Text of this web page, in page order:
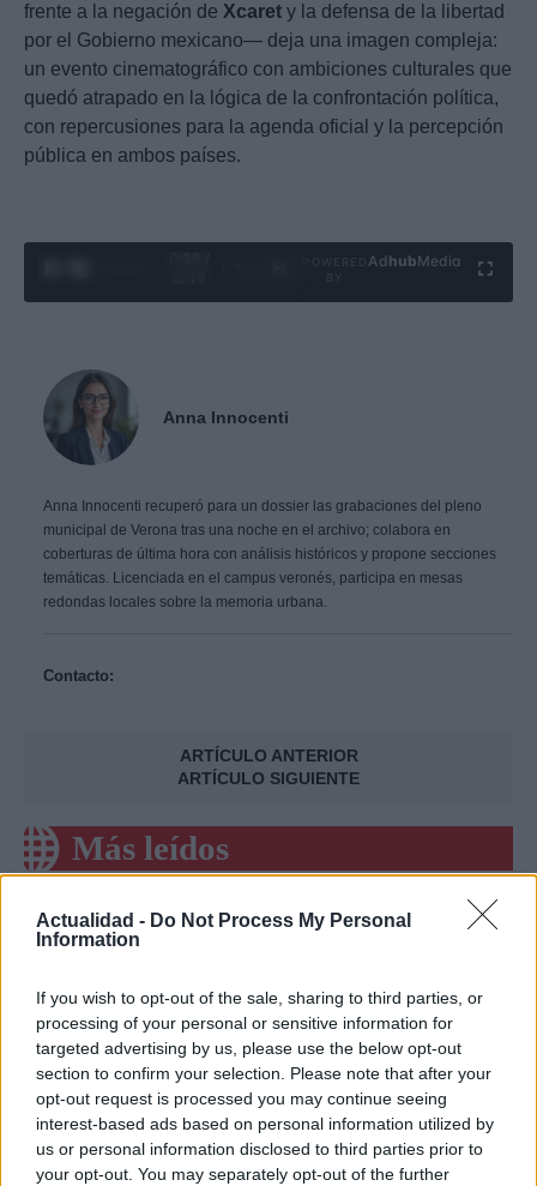
Actualidad - Do Not Process My Personal
Information
If you wish to opt-out of the sale, sharing to third parties, or
processing of your personal or sensitive information for
targeted advertising by us, please use the below opt-out
section to confirm your selection. Please note that after your
opt-out request is processed you may continue seeing
interest-based ads based on personal information utilized by
us or personal information disclosed to third parties prior to
your opt-out. You may separately opt-out of the further
frente a la negación de Xcaret y la defensa de la libertad
por el Gobierno mexicano— deja una imagen compleja:
un evento cinematográfico con ambiciones culturales que
quedó atrapado en la lógica de la confrontación política,
con repercusiones para la agenda oficial y la percepción
pública en ambos países.
Ad hubMedia
Anna Innocenti
Anna Innocenti recuperó para un dossier las grabaciones del pleno
municipal de Verona tras una noche en el archivo; colabora en
coberturas de última hora con análisis históricos y propone secciones
temáticas. Licenciada en el campus veronés, participa en mesas
redondas locales sobre la memoria urbana.
Contacto:
ARTÍCULO ANTERIOR
ARTÍCULO SIGUIENTE
Más leídos